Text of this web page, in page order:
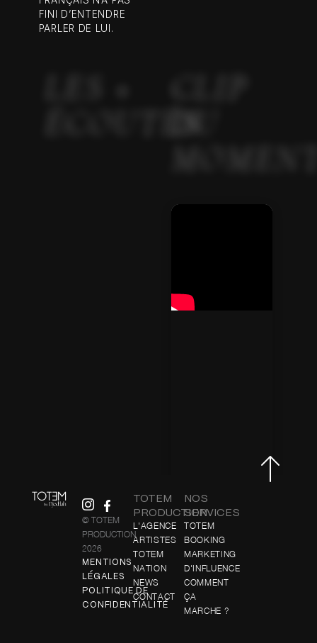
FINI D’ENTENDRE
PARLER DE LUI.
ÉCOUTÉS
DU
© TOTEM
PRODUCTION
2026
MENTIONS
LÉGALES
POLITIQUE DE
CONFIDENTIALITÉ
TOTEM
PRODUCTION
L'AGENCE
ARTISTES
TOTEM
NATION
NEWS
CONTACT
NOS
SERVICES
TOTEM
BOOKING
MARKETING
D'INFLUENCE
COMMENT
ÇA
MARCHE ?